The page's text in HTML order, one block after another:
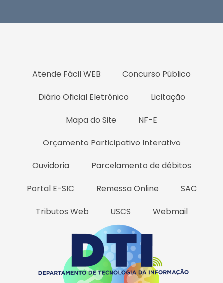
Atende Fácil WEB
Concurso Público
Diário Oficial Eletrônico
Licitação
Mapa do Site
NF-E
Orçamento Participativo Interativo
Ouvidoria
Parcelamento de débitos
Portal E-SIC
Remessa Online
SAC
Tributos Web
USCS Webmail